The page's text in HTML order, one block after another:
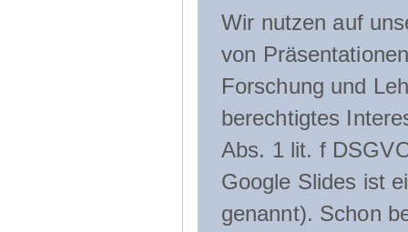
Wir nutzen auf
von
Forschung und
berechtigtes
Abs. 1 lit. f
Google Slides ist
genannt). Schon